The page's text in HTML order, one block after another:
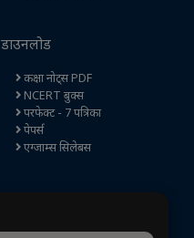
डाउनलोड
कक्षा नोट्स PDF
NCERT बुक्स
परफेक्ट - 7 पत्रिका
पेपर्स
एग्जाम्स सिलेबस